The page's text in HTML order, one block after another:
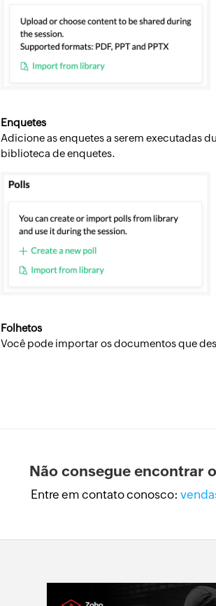
Enquetes
Adicione as enquetes a serem executadas
biblioteca de enquetes.
Folhetos
Você pode importar os documentos que
Não consegue encontrar
Entre em contato conosco: